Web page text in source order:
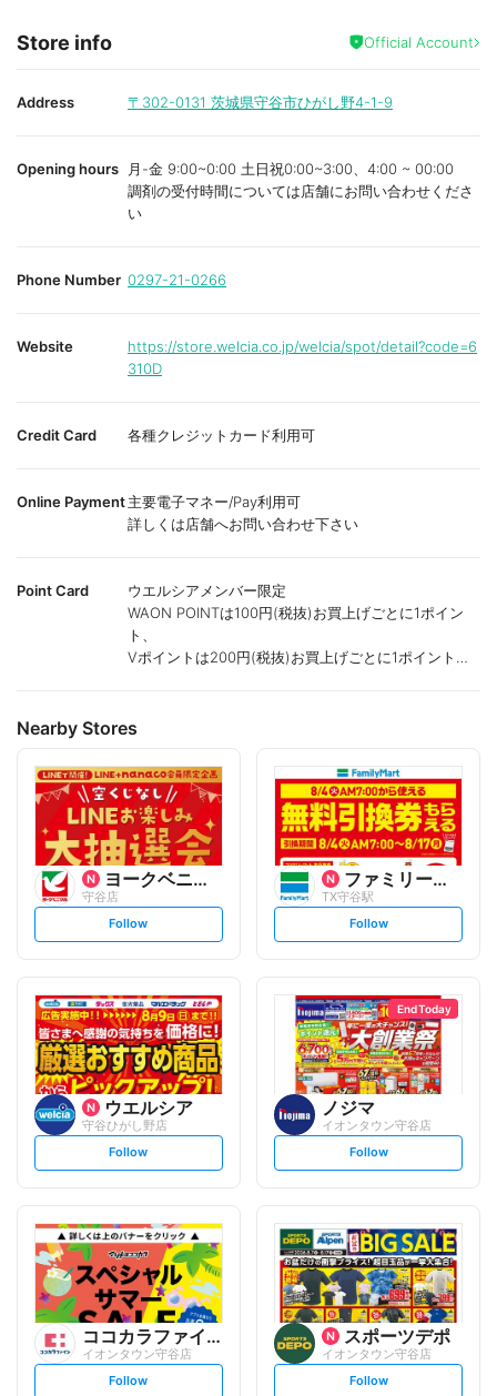
Store info Official Account
Address 〒302-0131 茨城県守谷市ひがし野4-1-9
Opening hours
月-金 9:00~0:00 土日祝0:00~3:00、4:00 ~ 00:00
調剤の受付時間については店舗にお問い合わせくださ
い
Phone Number 0297-21-0266
Website
https://store.welcia.co.jp/welcia/spot/detail?code=6
310D
Credit Card 各種クレジットカード利用可
Online Payment主要電子マネー/Pay利用可
詳しくは店舗へお問い合わせ下さい
Point Card
ウエルシアメンバー限定
WAON POINTは100円(税抜)お買上げごとに1ポイン
ト、
Vポイントは200円(税抜)お買上げごとに1ポイント進
Nearby Stores
ヨークベニマル
守谷店
s
t
l
o
w
Follow
ファミリーマート
TX守谷駅
s
t
l
o
w
Follow
ウエルシア
守谷ひがし野店
s
t
l
o
w
Follow
End Today
ノジマ
イオンタウン守谷店
s
t
o
w
Follow
ココカラファイン
イオンタウン守谷店
s
Follow
スポーツデポ
イオンタウン守谷店
s
Follow